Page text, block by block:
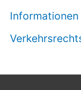
Informationen